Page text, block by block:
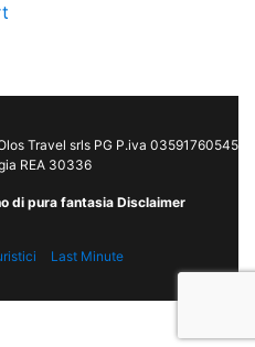
Travel srls PG P.iva 03591760545
REA 30336
di pura fantasia Disclaimer
Last Minute